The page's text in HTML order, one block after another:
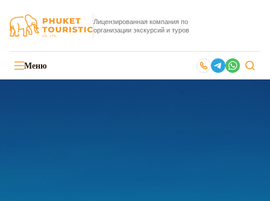
Лицензированная компания по
организации экскурсий и туров
Меню